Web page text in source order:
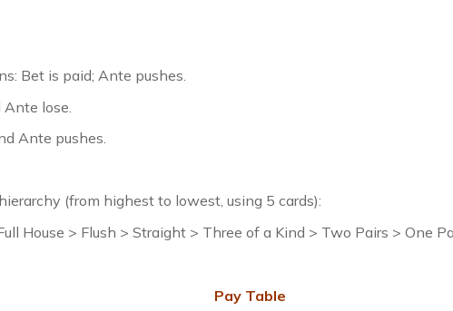
Bet is paid; Ante pushes.
lose.
Ante pushes.
(from highest to lowest, using 5 cards):
House > Flush > Straight > Three of a Kind > Two Pairs > One
Pay Table